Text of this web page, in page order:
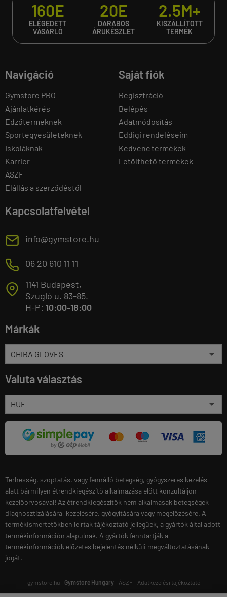
160E
ELÉGEDETT
VÁSÁRLÓ
20E
DARABOS
ÁRUKÉSZLET
2.5M+
KISZÁLLÍTOTT
TERMÉK
Navigáció
Gymstore PRO
Ajánlatkérés
Edzőtermeknek
Sportegyesületeknek
Iskoláknak
Karrier
ÁSZF
Elállás a szerződéstől
Saját fiók
Regisztráció
Belépés
Adatmódosítás
Eddigi rendeléseim
Kedvenc termékek
Letölthető termékek
Kapcsolatfelvétel
E info@gymstore.hu
M 06 20 610 11 11
T
1141 Budapest,
Szugló u. 83-85.
H-P: 10:00-18:00
Márkák
Valuta választás
Terhesség, szoptatás, vagy fennálló betegség, gyógyszeres kezelés
alatt bármilyen étrendkiegészítő alkalmazása előtt konzultáljon
kezelőorvosával! Az étrendkiegészítők nem alkalmasak betegségek
diagnosztizálására, kezelésére, gyógyítására vagy megelőzésére. A
termékismertetőkben leírtak tájékoztató jellegűek, a gyártók által adott
termékinformáción alapulnak. A gyártók fenntartják a
termékinformációk előzetes bejelentés nélküli megváltoztatásának
jogát.
gymstore.hu - Gymstore Hungary- ÁSZF- Adatkezelési tájékoztató